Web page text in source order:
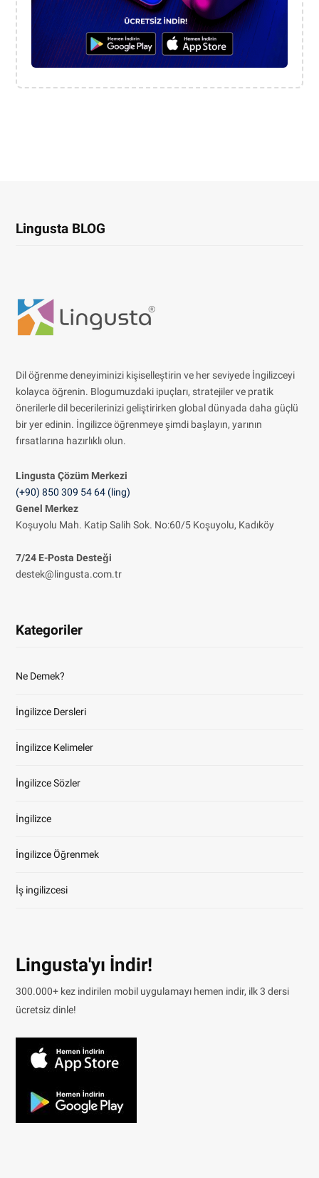
Lingusta BLOG
Dil öğrenme deneyiminizi kişiselleştirin ve her seviyede İngilizceyi
kolayca öğrenin. Blogumuzdaki ipuçları, stratejiler ve pratik
önerilerle dil becerilerinizi geliştirirken global dünyada daha güçlü
bir yer edinin. İngilizce öğrenmeye şimdi başlayın, yarının
fırsatlarına hazırlıklı olun.
Lingusta Çözüm Merkezi
(+90) 850 309 54 64 (ling)
Genel Merkez
Koşuyolu Mah. Katip Salih Sok. No:60/5 Koşuyolu, Kadıköy
7/24 E-Posta Desteği
destek@lingusta.com.tr
Kategoriler
Ne Demek?
İngilizce Dersleri
İngilizce Kelimeler
İngilizce Sözler
İngilizce
İngilizce Öğrenmek
İş ingilizcesi
Lingusta'yı İndir!
300.000+ kez indirilen mobil uygulamayı hemen indir, ilk 3 dersi
ücretsiz dinle!